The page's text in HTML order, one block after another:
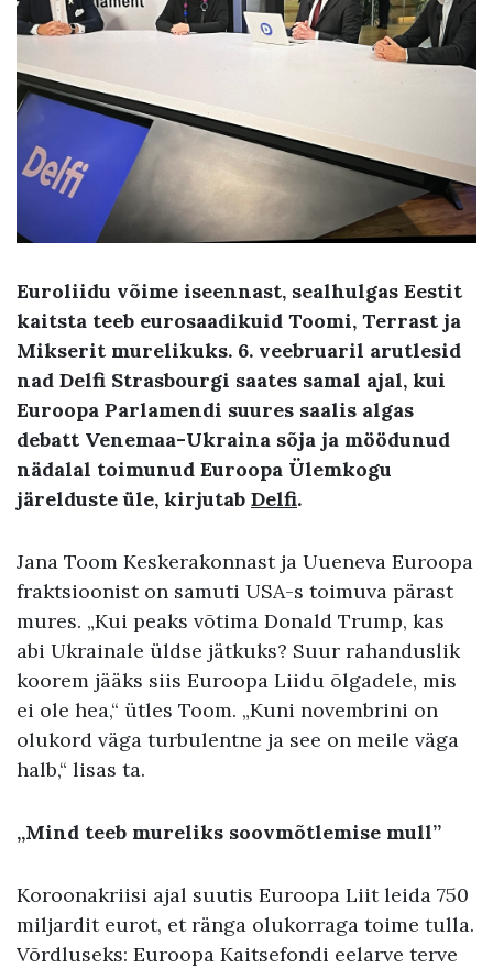
Euroliidu võime iseennast, sealhulgas Eestit
kaitsta teeb eurosaadikuid Toomi, Terrast ja
Mikserit murelikuks. 6. veebruaril arutlesid
nad Delfi Strasbourgi saates samal ajal, kui
Euroopa Parlamendi suures saalis algas
debatt Venemaa-Ukraina sõja ja möödunud
nädalal toimunud Euroopa Ülemkogu
järelduste üle, kirjutab Delfi.
Jana Toom Keskerakonnast ja Uueneva Euroopa
fraktsioonist on samuti USA-s toimuva pärast
mures. „Kui peaks võtima Donald Trump, kas
abi Ukrainale üldse jätkuks? Suur rahanduslik
koorem jääks siis Euroopa Liidu õlgadele, mis
ei ole hea,“ ütles Toom. „Kuni novembrini on
olukord väga turbulentne ja see on meile väga
halb,“ lisas ta.
„Mind teeb mureliks soovmõtlemise mull”
Koroonakriisi ajal suutis Euroopa Liit leida 750
miljardit eurot, et ränga olukorraga toime tulla.
Võrdluseks: Euroopa Kaitsefondi eelarve terve